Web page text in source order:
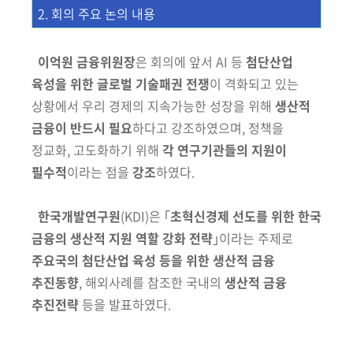
2. 회의 주요 논의 내용
이억원 금융위원장은 회의에 앞서 AI 등 첨단산업
육성을 위한 글로벌 기술패권 전쟁이 격화되고 있는
상황에서 우리 경제의 지속가능한 성장을 위해 생산적
금융이 반드시 필요하다고 강조하였으며, 정책을
정교화, 고도화하기 위해 각 연구기관들의 지원이
필수적이라는 점을 강조하였다.
한국개발연구원(KDI)은 ｢초혁신경제 선도를 위한 한국
금융의 생산적 지원 역할 강화 전략｣이라는 주제로
주요국의 첨단산업 육성 등을 위한 생산적 금융
추진동향, 해외사례를 참조한 국내의 생산적 금융
추진전략 등을 발표하였다.